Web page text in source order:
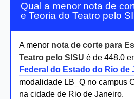
Qual a menor nota de
e Teoria do Teatro pelo
A menor nota de corte para
Teatro pelo SISU é de 448.0
Federal do Estado do Rio de
modalidade LB_Q no campus
na cidade de Rio de Janeiro.